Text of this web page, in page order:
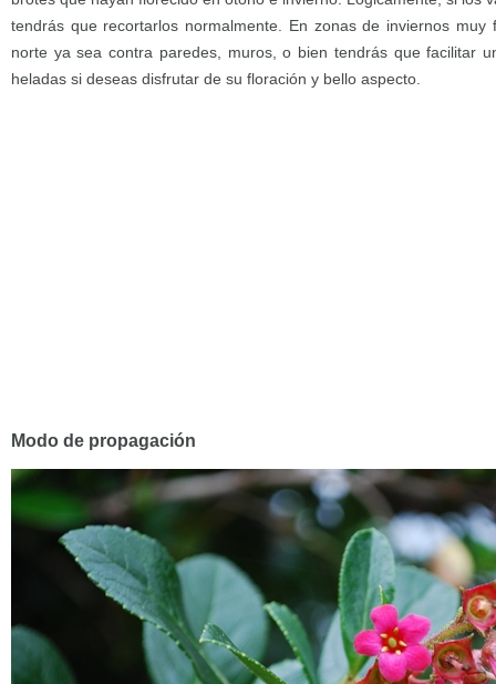
tendrás que recortarlos normalmente. En zonas de inviernos muy
norte ya sea contra paredes, muros, o bien tendrás que facilitar
heladas si deseas disfrutar de su floración y bello aspecto.
Modo de propagación